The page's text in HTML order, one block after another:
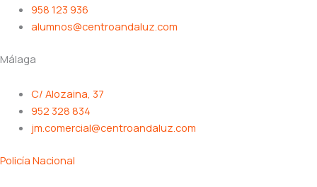
958 123 936
alumnos@centroandaluz.com
Málaga
C/ Alozaina, 37
952 328 834
jm.comercial@centroandaluz.com
Policía Nacional